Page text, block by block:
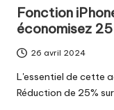
Fonction
économisez 25
26 avril 2024
L'essentiel de cette
Réduction de 25%